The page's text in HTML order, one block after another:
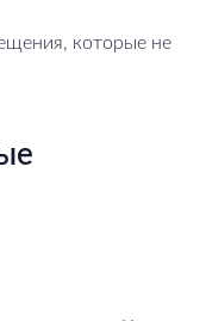
которые не